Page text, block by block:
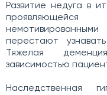
Развитие недуга в
перестают
Тяжелая
зависимостью
Наследственная